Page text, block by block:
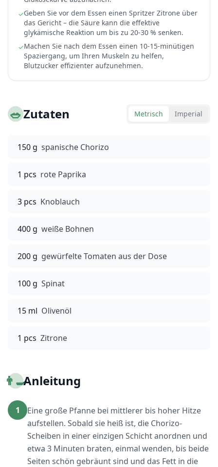
✓Geben Sie vor dem Essen einen Spritzer Zitrone über
das Gericht – die Säure kann die effektive
glykämische Reaktion um bis zu 20-30 % senken.
✓Machen Sie nach dem Essen einen 10-15-minütigen
Spaziergang, um Ihren Muskeln zu helfen,
Blutzucker effizienter aufzunehmen.
🥗Zutaten Metrisch Imperial
150 g spanische Chorizo
1 pcs rote Paprika
3 pcs Knoblauch
400 g weiße Bohnen
200 g gewürfelte Tomaten aus der Dose
100 g Spinat
15 ml Olivenöl
1 pcs Zitrone
👨‍🍳Anleitung
1
Eine große Pfanne bei mittlerer bis hoher Hitze
aufstellen. Sobald sie heiß ist, die Chorizo-
Scheiben in einer einzigen Schicht anordnen und
etwa 3 Minuten braten, einmal wenden, bis beide
Seiten schön gebräunt sind und das Fett in die